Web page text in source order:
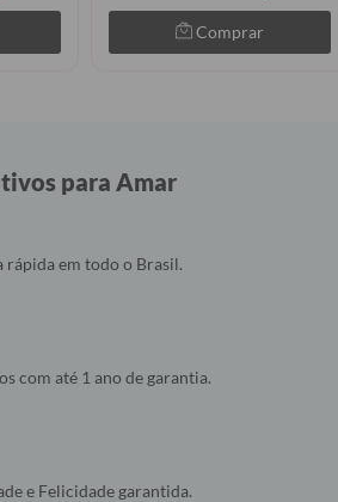
Comprar
para Amar
rápida em todo o Brasil.
com até 1 ano de garantia.
e Felicidade garantida.